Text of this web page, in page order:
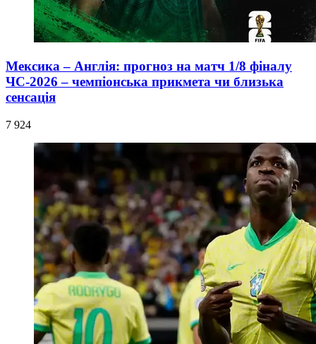
Мексика – Англія: прогноз на матч 1/8 фіналу
ЧС-2026 – чемпіонська прикмета чи близька
сенсація
7 924